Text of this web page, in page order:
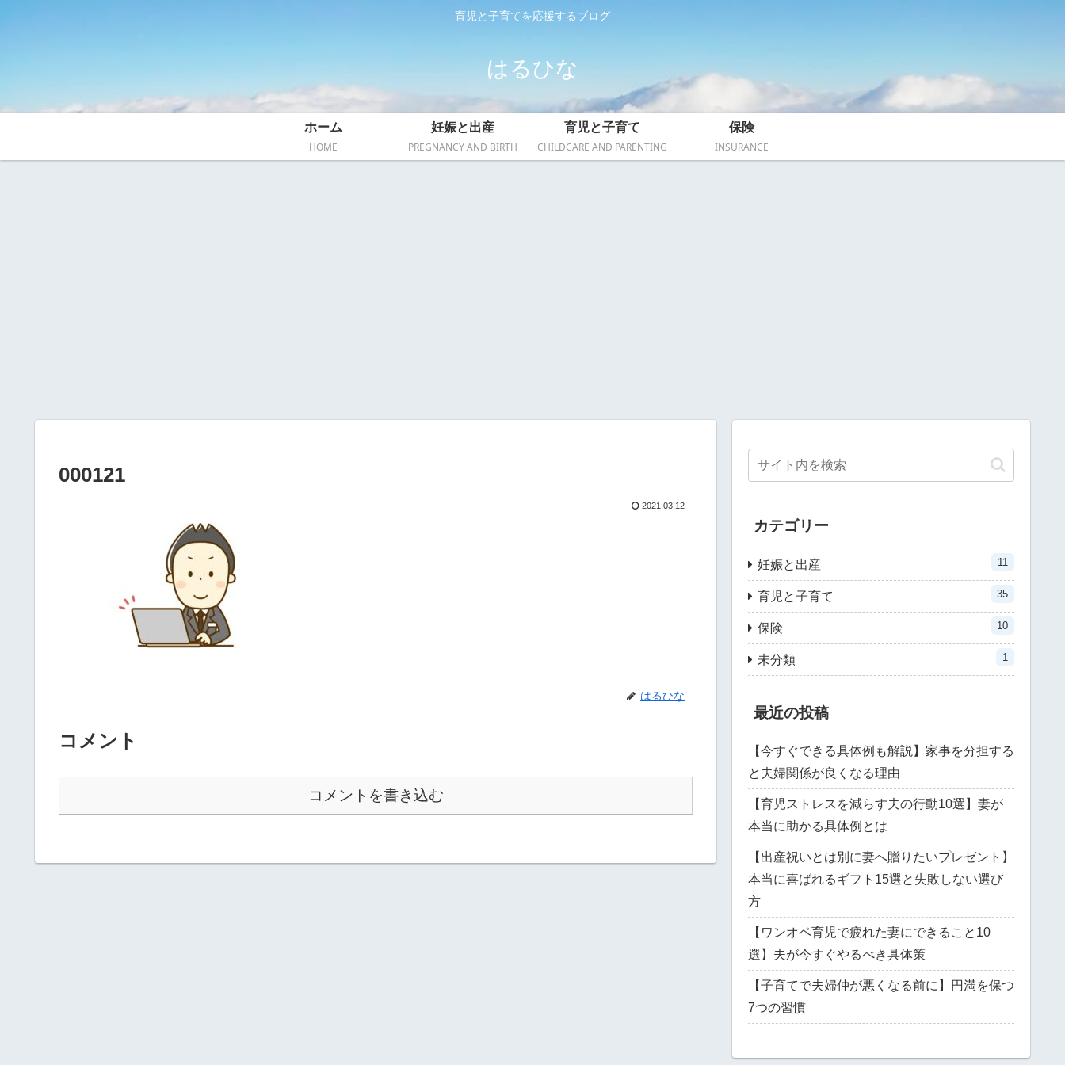
育児と子育てを応援するブログ
はるひな
ホーム
HOME
妊娠と出産
PREGNANCY AND BIRTH
育児と子育て
CHILDCARE AND PARENTING
保険
INSURANCE
000121
2021.03.12
はるひな
コメント
コメントを書き込む
カテゴリー
妊娠と出産 11
育児と子育て 35
保険 10
未分類 1
最近の投稿
【今すぐできる具体例も解説】家事を分担する
と夫婦関係が良くなる理由
【育児ストレスを減らす夫の行動10選】妻が
本当に助かる具体例とは
【出産祝いとは別に妻へ贈りたいプレゼント】
本当に喜ばれるギフト15選と失敗しない選び
方
【ワンオペ育児で疲れた妻にできること10
選】夫が今すぐやるべき具体策
【子育てで夫婦仲が悪くなる前に】円満を保つ
7つの習慣